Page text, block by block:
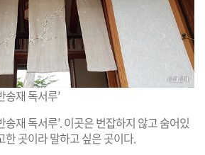
송재 독서루’
송재 독서루’. 이곳은 번잡하지 않고 숨어있
한 곳이라 말하고 싶은 곳이다.